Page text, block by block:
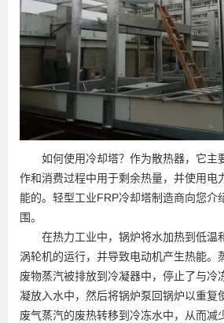
如何使用冷却塔？作为散热器，它主
作和消费过程中用于剩余热量，并使用电
能的。轻型工业FRP冷却塔制造商向您介
围。
在热力工业中，锅炉将水加热到低温
涡轮机的运行，并导致电动机产生热能。
废物蒸汽被排放到冷凝器中，停止了与冷
凝放入水中，然后将锅炉泵回锅炉以重复
废气蒸汽的废热转移到冷冻水中，从而减